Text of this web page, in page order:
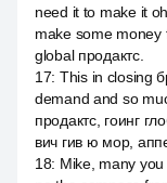
need it to make it
make some
global продактс.
17: This in closing
demand and so
продактс, гоинг
вич гив ю мор,
18: Mike, many